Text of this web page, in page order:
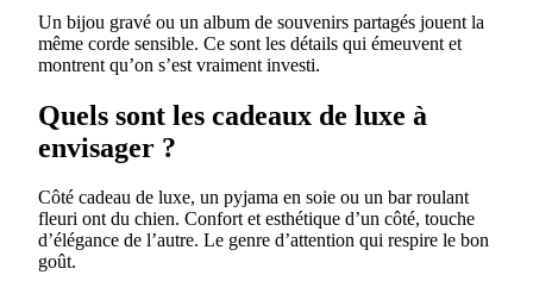
Un bijou gravé ou un album de souvenirs partagés jouent la
même corde sensible. Ce sont les détails qui émeuvent et
montrent qu’on s’est vraiment investi.
Quels sont les cadeaux de luxe à
envisager ?
Côté cadeau de luxe, un pyjama en soie ou un bar roulant
fleuri ont du chien. Confort et esthétique d’un côté, touche
d’élégance de l’autre. Le genre d’attention qui respire le bon
goût.